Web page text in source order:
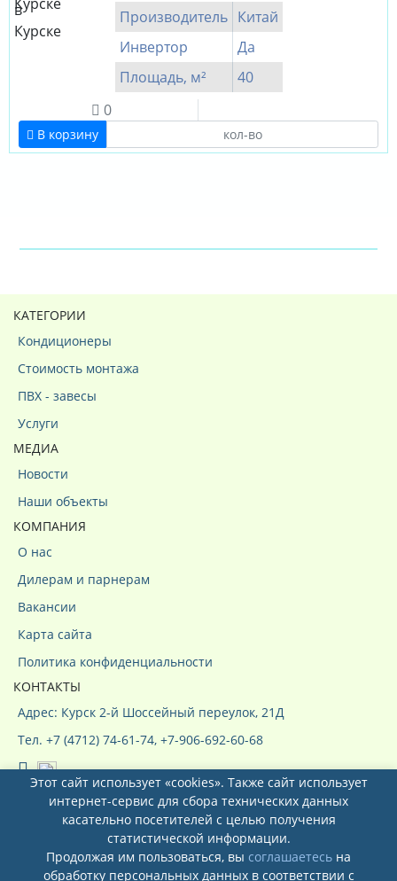
Производитель Китай
Инвертор
Да
Площадь, м²
40
0
В корзину
КАТЕГОРИИ
Кондиционеры
Стоимость монтажа
ПВХ - завесы
Услуги
МЕДИА
Новости
Наши объекты
КОМПАНИЯ
О нас
Дилерам и парнерам
Вакансии
Карта сайта
Политика конфиденциальности
КОНТАКТЫ
Адрес: Курск 2-й Шоссейный переулок, 21Д
Тел. +7 (4712) 74-61-74, +7-906-692-60-68
Системы кондиционирования ООО
Этот сайт использует «cookies». Также сайт использует
интернет-сервис для сбора технических данных
касательно посетителей с целью получения
статистической информации.
Продолжая им пользоваться, вы соглашаетесь на
обработку персональных данных в соответствии с